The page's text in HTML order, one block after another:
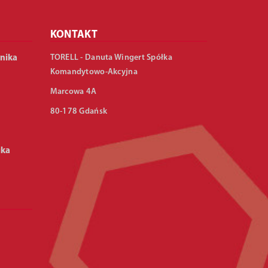
KONTAKT
TORELL - Danuta Wingert Spółka
Komandytowo-Akcyjna
Marcowa 4A
80-178 Gdańsk